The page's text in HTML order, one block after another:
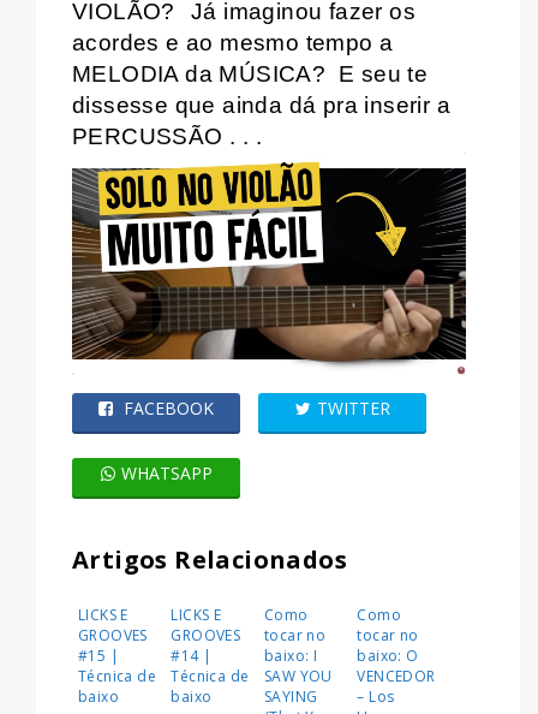
VIOLÃO?
Já imaginou fazer os
acordes e ao mesmo tempo a
MELODIA da MÚSICA? E seu te
dissesse que ainda dá pra inserir a
PERCUSSÃO . . .
FACEBOOK TWITTER
WHATSAPP
Artigos Relacionados
LICKS E
GROOVES
#15 |
Técnica de
baixo
LICKS E
GROOVES
#14 |
Técnica de
baixo
Como
tocar no
baixo: I
SAW YOU
SAYING
Como
tocar no
baixo: O
VENCEDOR
– Los